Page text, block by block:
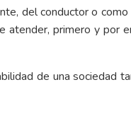
del conductor o como
atender, primero y por
de una sociedad